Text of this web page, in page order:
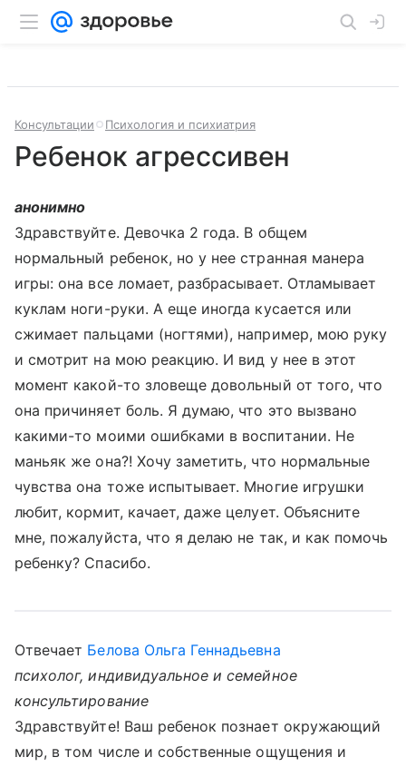
Консультации Психология и психиатрия
Ребенок агрессивен
анонимно
Здравствуйте. Девочка 2 года. В общем
нормальный ребенок, но у нее странная манера
игры: она все ломает, разбрасывает. Отламывает
куклам ноги-руки. А еще иногда кусается или
сжимает пальцами (ногтями), например, мою руку
и смотрит на мою реакцию. И вид у нее в этот
момент какой-то зловеще довольный от того, что
она причиняет боль. Я думаю, что это вызвано
какими-то моими ошибками в воспитании. Не
маньяк же она?! Хочу заметить, что нормальные
чувства она тоже испытывает. Многие игрушки
любит, кормит, качает, даже целует. Объясните
мне, пожалуйста, что я делаю не так, и как помочь
ребенку? Спасибо.
Отвечает Белова Ольга Геннадьевна
психолог, индивидуальное и семейное
консультирование
Здравствуйте! Ваш ребенок познает окружающий
мир, в том числе и собственные ощущения и